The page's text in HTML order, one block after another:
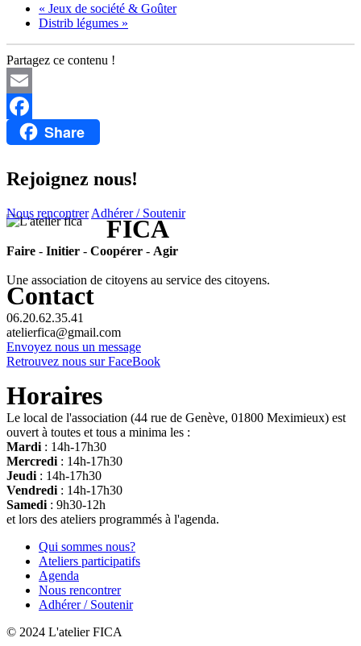
« Jeux de société & Goûter
Distrib légumes »
Partagez ce contenu !
Email
FacebookShare
Rejoignez nous!
Nous rencontrer Adhérer / Soutenir
FICA
Faire - Initier - Coopérer - Agir
Une association de citoyens au service des citoyens.
Contact
06.20.62.35.41
atelierfica@gmail.com
Envoyez nous un message
Retrouvez nous sur FaceBook
Horaires
Le local de l'association (44 rue de Genève, 01800 Meximieux) est
ouvert à toutes et tous a minima les :
Mardi : 14h-17h30
Mercredi : 14h-17h30
Jeudi : 14h-17h30
Vendredi : 14h-17h30
Samedi : 9h30-12h
et lors des ateliers programmés à l'agenda.
Qui sommes nous?
Ateliers participatifs
Agenda
Nous rencontrer
Adhérer / Soutenir
© 2024 L'atelier FICA